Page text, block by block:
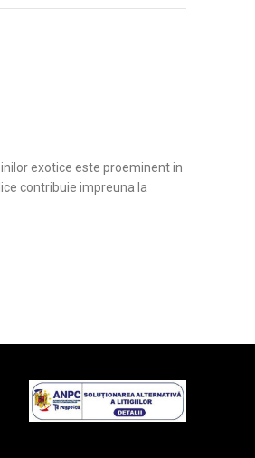
exotice este proeminent in
contribuie impreuna la